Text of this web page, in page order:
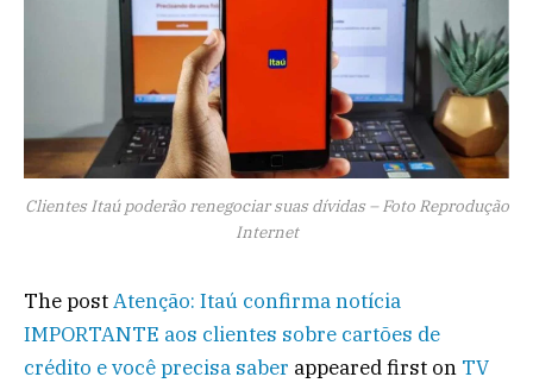
Clientes Itaú poderão renegociar suas dívidas – Foto Reprodução
Internet
The postAtenção: Itaú confirma notícia
IMPORTANTE aos clientes sobre cartões de
crédito e você precisa saber appeared first on TV